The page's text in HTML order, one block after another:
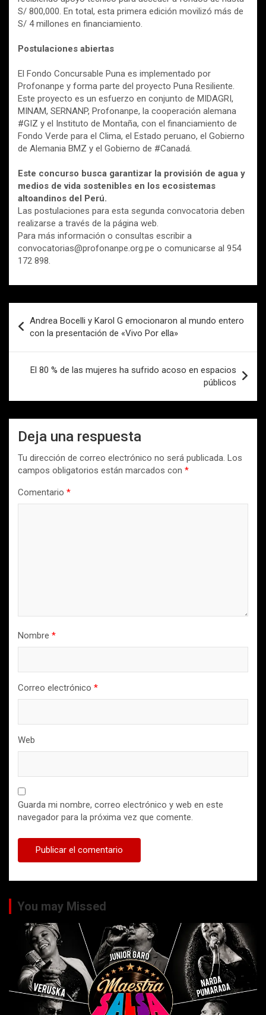
S/ 800,000. En total, esta primera edición movilizó más de
S/ 4 millones en financiamiento.
Postulaciones abiertas
El Fondo Concursable Puna es implementado por
Profonanpe y forma parte del proyecto Puna Resiliente.
Este proyecto es un esfuerzo en conjunto de MIDAGRI,
MINAM, SERNANP, Profonanpe, la cooperación alemana
#GIZ y el Instituto de Montaña, con el financiamiento de
Fondo Verde para el Clima, el Estado peruano, el Gobierno
de Alemania BMZ y el Gobierno de #Canadá.
Este concurso busca garantizar la provisión de agua y
medios de vida sostenibles en los ecosistemas
altoandinos del Perú.
Las postulaciones para esta segunda convocatoria deben
realizarse a través de la página web.
Para más información o consultas escribir a
convocatorias@profonanpe.org.pe o comunicarse al 954
172 898.
de
entradas
Andrea Bocelli y Karol G emocionaron al mundo entero
con la presentación de «Vivo Por ella»
El 80 % de las mujeres ha sufrido acoso en espacios
públicos
Deja una respuesta
Tu dirección de correo electrónico no será publicada. Los
campos obligatorios están marcados con *
Comentario *
Nombre *
Correo electrónico *
Web
Guarda mi nombre, correo electrónico y web en este
navegador para la próxima vez que comente.
You may Missed